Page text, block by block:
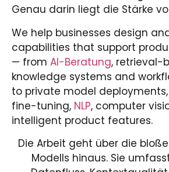
Genau darin liegt die Stärke
We help businesses design
capabilities that support
— from AI-Beratung, retrieval-
knowledge systems and
to private model deployments,
fine-tuning, NLP, computer
intelligent product features.
Die Arbeit geht über die
Modells hinaus. Sie